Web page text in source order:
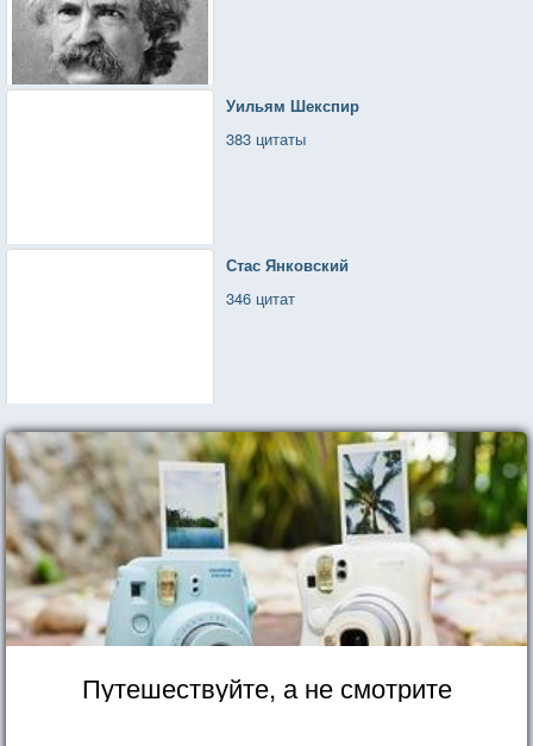
Уильям Шекспир
383 цитаты
Стас Янковский
346 цитат
Путешествуйте, а не смотрите